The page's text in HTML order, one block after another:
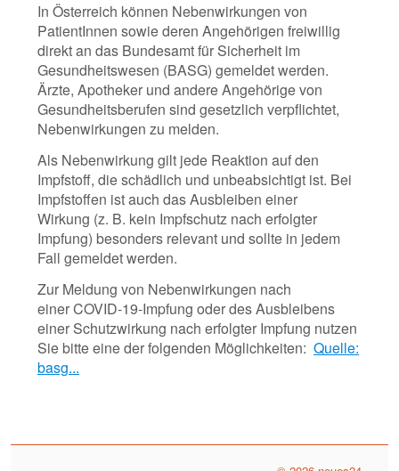
In Österreich können Nebenwirkungen von
PatientInnen sowie deren Angehörigen freiwillig
direkt an das Bundesamt für Sicherheit im
Gesundheitswesen (BASG) gemeldet werden.
Ärzte, Apotheker und andere Angehörige von
Gesundheitsberufen sind gesetzlich verpflichtet,
Nebenwirkungen zu melden.
Als Nebenwirkung gilt jede Reaktion auf den
Impfstoff, die schädlich und unbeabsichtigt ist. Bei
Impfstoffen ist auch das Ausbleiben einer
Wirkung (z. B. kein Impfschutz nach erfolgter
Impfung) besonders relevant und sollte in jedem
Fall gemeldet werden.
Zur Meldung von Nebenwirkungen nach
einer COVID-19-Impfung oder des Ausbleibens
einer Schutzwirkung nach erfolgter Impfung nutzen
Sie bitte eine der folgenden Möglichkeiten: Quelle:
basg...